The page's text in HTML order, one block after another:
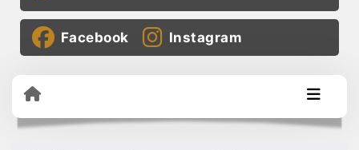
Facebook Instagram